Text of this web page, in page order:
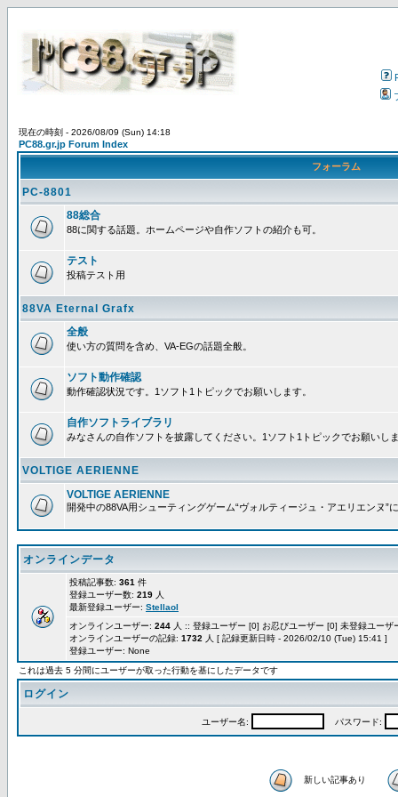
現在の時刻 - 2026/08/09 (Sun) 14:18
PC88.gr.jp Forum Index
フォーラム
PC-8801
88総合
88に関する話題。ホームページや自作ソフトの紹介も可。
テスト
投稿テスト用
88VA Eternal Grafx
全般
使い方の質問を含め、VA-EGの話題全般。
ソフト動作確認
動作確認状況です。1ソフト1トピックでお願いします。
自作ソフトライブラリ
みなさんの自作ソフトを披露してください。1ソフト1トピックでお願いし
VOLTIGE AERIENNE
VOLTIGE AERIENNE
開発中の88VA用シューティングゲーム“ヴォルティージュ・アエリエンヌ”
オンラインデータ
投稿記事数: 361 件
登録ユーザー数: 219 人
最新登録ユーザー: Stellaol
オンラインユーザー: 244 人 :: 登録ユーザー [0] お忍びユーザー [0] 未登録ユー
オンラインユーザーの記録: 1732 人 [ 記録更新日時 - 2026/02/10 (Tue) 15:41 ]
登録ユーザー: None
これは過去 5 分間にユーザーが取った行動を基にしたデータです
ログイン
ユーザー名: パスワード:
新しい記事あり